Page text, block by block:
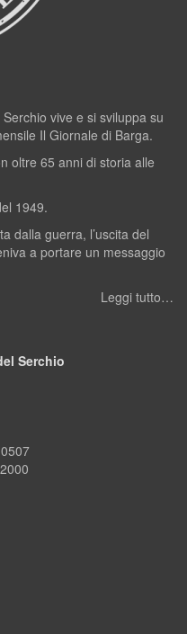
vive e si sviluppa su
Il Giornale di Barga.
oltre 65 anni di storia alle
1949.
dalla guerra, l’uscita del
a portare un messaggio
Leggi tutto…
Serchio